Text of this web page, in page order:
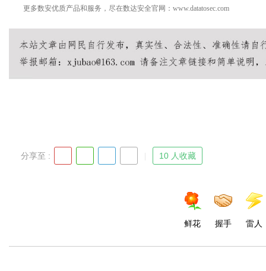
更多数安优质产品和服务，尽在数达安全官网： www.datatosec.com
分享至 : 10 人收藏
鲜花 握手 雷人